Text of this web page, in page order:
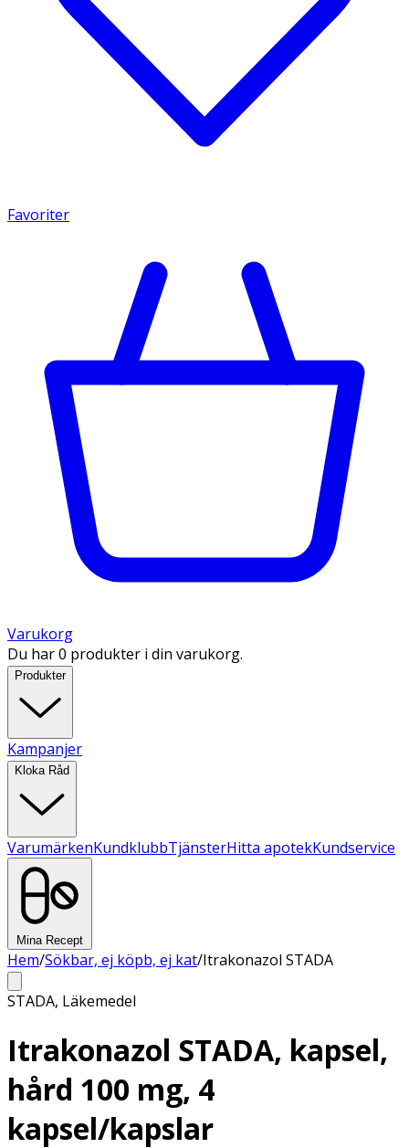
Favoriter
Varukorg
Du har 0 produkter i din varukorg.
Produkter
Kampanjer
Kloka Råd
VarumärkenKundklubbTjänsterHitta apotekKundservice
Mina Recept
Hem/Sökbar, ej köpb, ej kat/Itrakonazol STADA
STADA, Läkemedel
Itrakonazol STADA, kapsel,
hård 100 mg, 4
kapsel/kapslar